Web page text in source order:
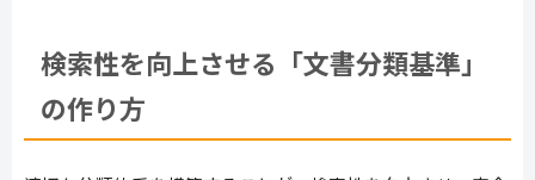
検索性を向上させる「文書分類基準」
の作り方